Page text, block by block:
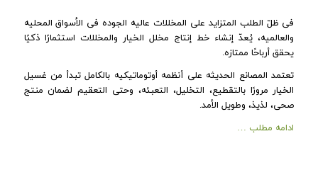
فی ظلّ الطلب المتزاید على المخللات عالیه الجوده فی الأسواق المحلیه
والعالمیه، یُعدّ إنشاء خط إنتاج مخلل الخیار والمخللات استثمارًا ذکیًا
یحقق أرباحًا ممتازه.
تعتمد المصانع الحدیثه على أنظمه أوتوماتیکیه بالکامل تبدأ من غسیل
الخیار مرورًا بالتقطیع، التخلیل، التعبئه، وحتى التعقیم لضمان منتج
صحی، لذیذ، وطویل الأمد.
ادامه مطلب …